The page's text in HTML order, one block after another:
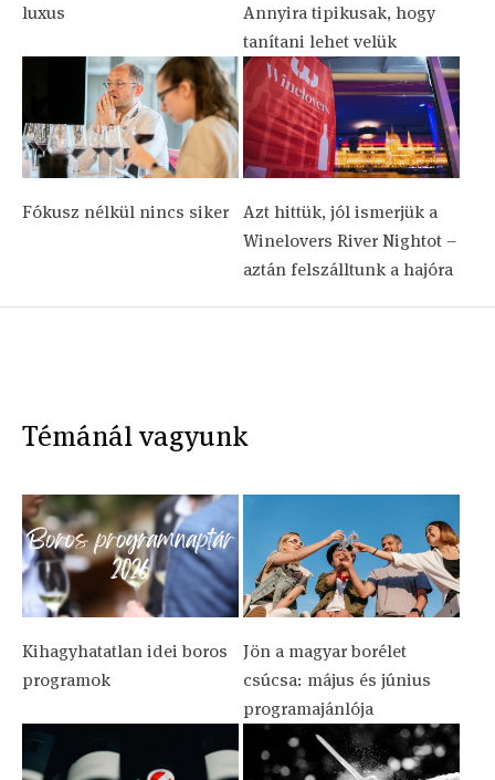
luxus
Annyira tipikusak, hogy
tanítani lehet velük
Fókusz nélkül nincs siker
Azt hittük, jól ismerjük a
Winelovers River Nightot –
aztán felszálltunk a hajóra
Témánál vagyunk
Kihagyhatatlan idei boros
programok
Jön a magyar borélet
csúcsa: május és június
programajánlója